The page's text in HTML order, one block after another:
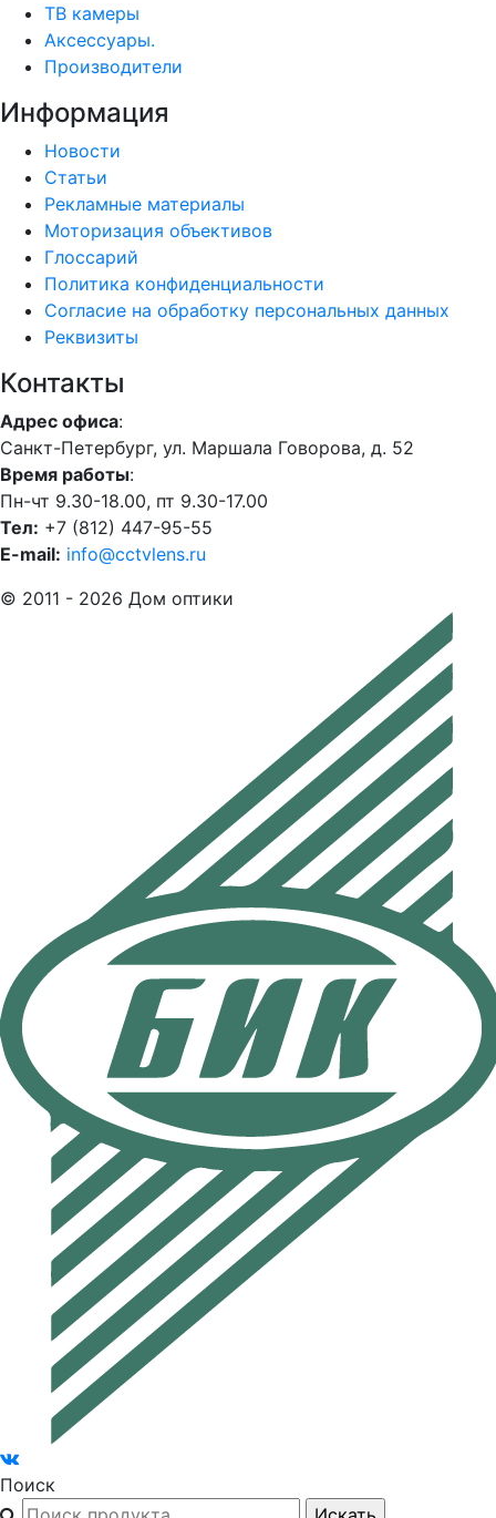
ТВ камеры
Аксессуары.
Производители
Информация
Новости
Статьи
Рекламные материалы
Моторизация объективов
Глоссарий
Политика конфиденциальности
Согласие на обработку персональных данных
Реквизиты
Контакты
Адрес офиса:
Санкт-Петербург, ул. Маршала Говорова, д. 52
Время работы:
Пн-чт 9.30-18.00, пт 9.30-17.00
Тел: +7 (812) 447-95-55
E-mail: info@cctvlens.ru
© 2011 - 2026 Дом оптики
Поиск